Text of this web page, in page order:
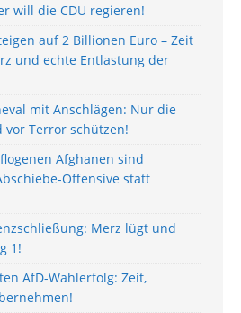
will die CDU regieren!
auf 2 Billionen Euro – Zeit
und echte Entlastung der
mit Anschlägen: Nur die
vor Terror schützen!
Afghanen sind
Offensive statt
Merz lügt und
1!
AfD-Wahlerfolg: Zeit,